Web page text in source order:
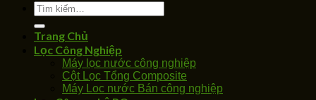
Tìm
kiếm:
Trang Chủ
Lọc Công Nghiệp
Máy lọc nước công nghiệp
Cột Lọc Tổng Composite
Máy Loc nước Bán công nghiệp